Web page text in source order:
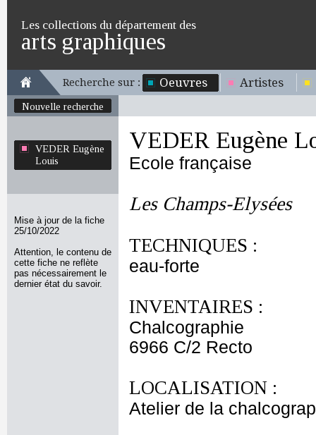
Les collections du département des
arts graphiques
Recherche sur : Oeuvres Artistes
Nouvelle recherche
VEDER Eugène
Louis
Mise à jour de la fiche
25/10/2022
Attention, le contenu de
cette fiche ne reflète
pas nécessairement le
dernier état du savoir.
VEDER Eugène
Ecole française
Les Champs-Elysées
TECHNIQUES :
eau-forte
INVENTAIRES :
Chalcographie
6966 C/2 Recto
LOCALISATION :
Atelier de la